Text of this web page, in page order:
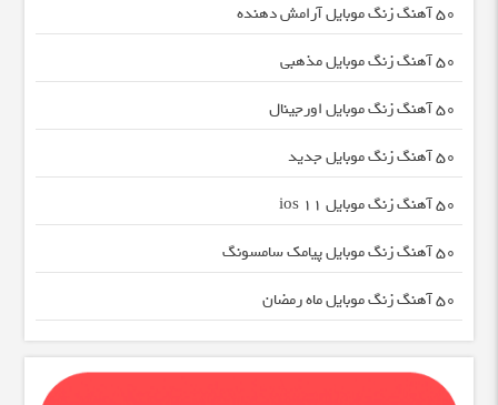
50 آهنگ زنگ موبایل آرامش دهنده
50 آهنگ زنگ موبایل مذهبی
50 آهنگ زنگ موبایل اورجینال
50 آهنگ زنگ موبایل جدید
50 آهنگ زنگ موبایل ios 11
50 آهنگ زنگ موبایل پیامک سامسونگ
50 آهنگ زنگ موبایل ماه رمضان